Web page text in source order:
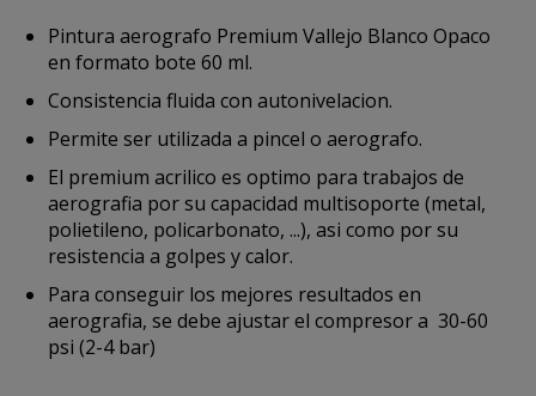
Pintura aerografo Premium Vallejo Blanco Opaco
en formato bote 60 ml.
Consistencia fluida con autonivelacion.
Permite ser utilizada a pincel o aerografo.
El premium acrilico es optimo para trabajos de
aerografia por su capacidad multisoporte (metal,
polietileno, policarbonato, ...), asi como por su
resistencia a golpes y calor.
Para conseguir los mejores resultados en
aerografia, se debe ajustarel compresor a 30-60
psi (2-4 bar)